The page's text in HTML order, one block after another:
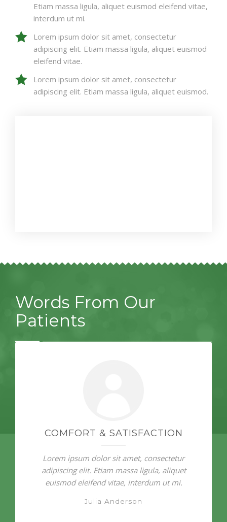
Etiam massa ligula, aliquet euismod eleifend vitae,
interdum ut mi.
Lorem ipsum dolor sit amet, consectetur
adipiscing elit. Etiam massa ligula, aliquet euismod
eleifend vitae.
Lorem ipsum dolor sit amet, consectetur
adipiscing elit. Etiam massa ligula, aliquet euismod.
Words From Our
Patients
COMFORT & SATISFACTION
Lorem ipsum dolor sit amet, consectetur
adipiscing elit. Etiam massa ligula, aliquet
euismod eleifend vitae, interdum ut mi.
Julia Anderson